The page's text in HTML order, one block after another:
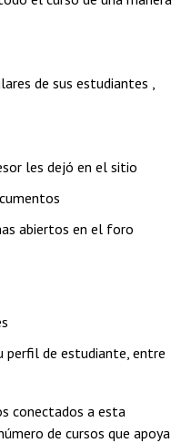
de sus estudiantes ,
les dejó en el sitio
abiertos en el foro
perfil de estudiante, entre
conectados a esta
de cursos que apoya